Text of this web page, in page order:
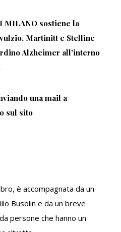
MILANO sostiene la
Martinitt e Stelline
Alzheimer all’interno
una mail a
o sul sito
è accompagnata da un
Busolin e da un breve
persone che hanno un